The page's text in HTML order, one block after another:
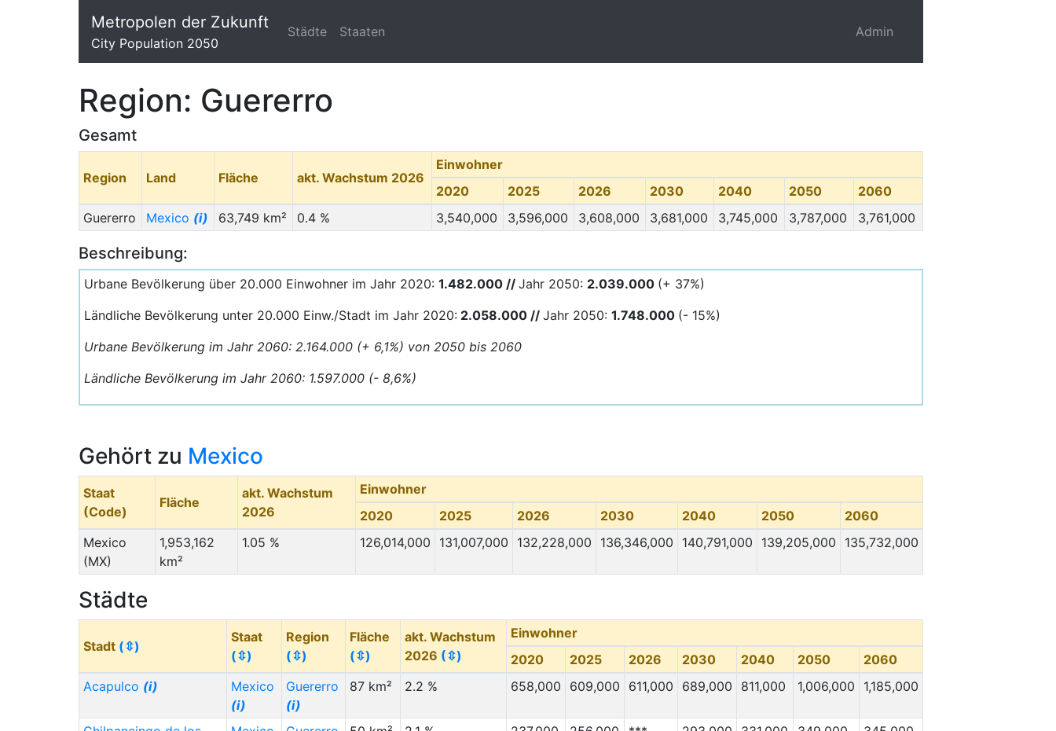
Metropolen der Zukunft
City Population 2050
Städte Staaten Admin
Region: Guererro
Gesamt
Region Land Fläche akt. Wachstum 2026
Einwohner
2020
2025 2026 2030 2040 2050
2060
Guererro
Mexico (i) 63,749 km² 0.4 % 3,540,000 3,596,000 3,608,000 3,681,000 3,745,000 3,787,000 3,761,000
Beschreibung:
Urbane Bevölkerung über 20.000 Einwohner im Jahr 2020: 1.482.000 // Jahr 2050: 2.039.000 (+ 37%)
Ländliche Bevölkerung unter 20.000 Einw./Stadt im Jahr 2020: 2.058.000 // Jahr 2050: 1.748.000 (- 15%)
Urbane Bevölkerung im Jahr 2060: 2.164.000 (+ 6,1%) von 2050 bis 2060
Ländliche Bevölkerung im Jahr 2060: 1.597.000 (- 8,6%)
Gehört zu Mexico
Staat
(Code)
Fläche
akt. Wachstum
2026
Einwohner
2020
2025 2026 2030 2040 2050
2060
Mexico
(MX)
1,953,162
km²
1.05 % 126,014,000 131,007,000 132,228,000 136,346,000 140,791,000 139,205,000 135,732,000
Städte
Stadt (⇳)
Staat
(⇳)
Region
(⇳)
Fläche
(⇳)
akt. Wachstum
2026 (⇳)
Einwohner
2020
2025 2026 2030 2040 2050
2060
Acapulco (i)
Mexico
(i)
Guererro
(i)
87 km² 2.2 % 658,000 609,000 611,000 689,000 811,000 1,006,000 1,185,000